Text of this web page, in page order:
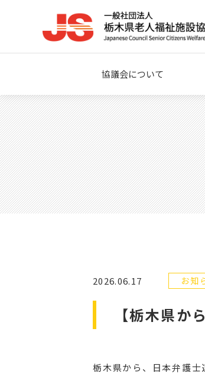
協議会について
2026.06.17 お知
【栃木県か
栃木県から、日本弁護士